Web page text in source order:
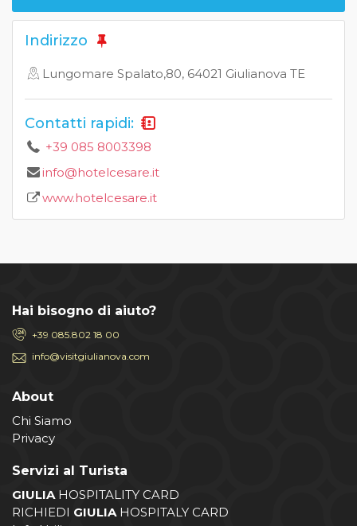
Indirizzo
Lungomare Spalato,80, 64021 Giulianova TE
Contatti rapidi:
+39 085 8003398
info@hotelcesare.it
www.hotelcesare.it
Hai bisogno di aiuto?
+39 085.802 18 00
info@visitgiulianova.com
About
Chi Siamo
Privacy
Servizi al Turista
GIULIA HOSPITALITY CARD
RICHIEDI GIULIA HOSPITALY CARD